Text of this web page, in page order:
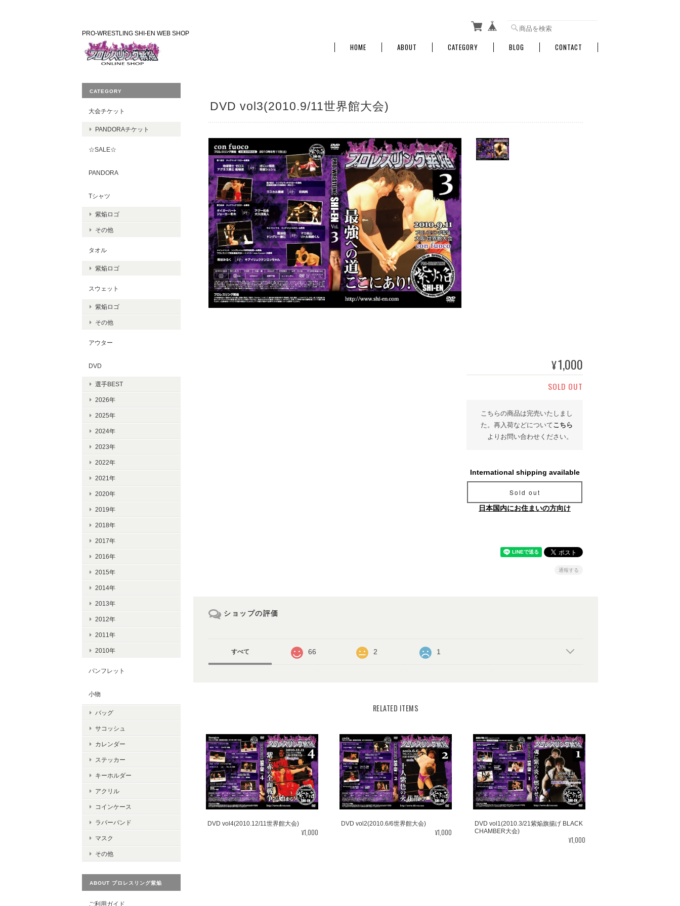
PRO-WRESTLING SHI-EN WEB SHOP
HOME ABOUT CATEGORY BLOG CONTACT
DVD vol3(2010.9/11世界館大会)
¥1,000
SOLD OUT
こちらの商品は完売いたしまし
た。再入荷などについてこちら
よりお問い合わせください。
International shipping available
Sold out
日本国内にお住まいの方向け
通報する
ショップの評価
すべて 66 2 1
RELATED ITEMS
DVD vol4(2010.12/11世界館大会)
¥1,000
DVD vol2(2010.6/6世界館大会)
¥1,000
DVD vol1(2010.3/21紫焔旗揚げ BLACK
CHAMBER大会)
¥1,000
CATEGORY
大会チケット
PANDORAチケット
☆SALE☆
PANDORA
Tシャツ
紫焔ロゴ
その他
タオル
紫焔ロゴ
スウェット
紫焔ロゴ
その他
アウター
DVD
選手BEST
2026年
2025年
2024年
2023年
2022年
2021年
2020年
2019年
2018年
2017年
2016年
2015年
2014年
2013年
2012年
2011年
2010年
パンフレット
小物
バッグ
サコッシュ
カレンダー
ステッカー
キーホルダー
アクリル
コインケース
ラバーバンド
マスク
その他
ABOUT プロレスリング紫焔
ご利用ガイド